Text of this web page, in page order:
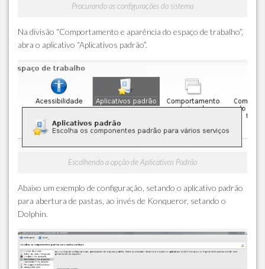
Procurando as configurações do sistema
Na divisão “Comportamento e aparência do espaço de trabalho”,
abra o aplicativo “Aplicativos padrão”.
Escolhendo a opção de Aplicativos Padrão
Abaixo um exemplo de configuração, setando o aplicativo padrão
para abertura de pastas, ao invés de Konqueror, setando o
Dolphin.